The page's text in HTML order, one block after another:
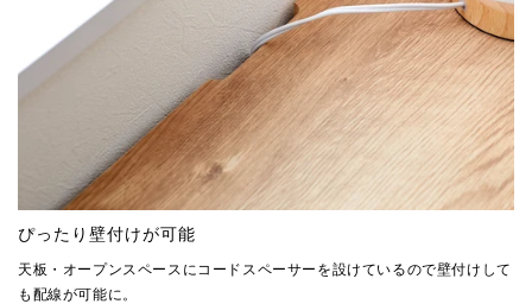
ぴったり壁付けが可能
天板・オープンスペースにコードスペーサーを設けているので壁付けして
も配線が可能に。